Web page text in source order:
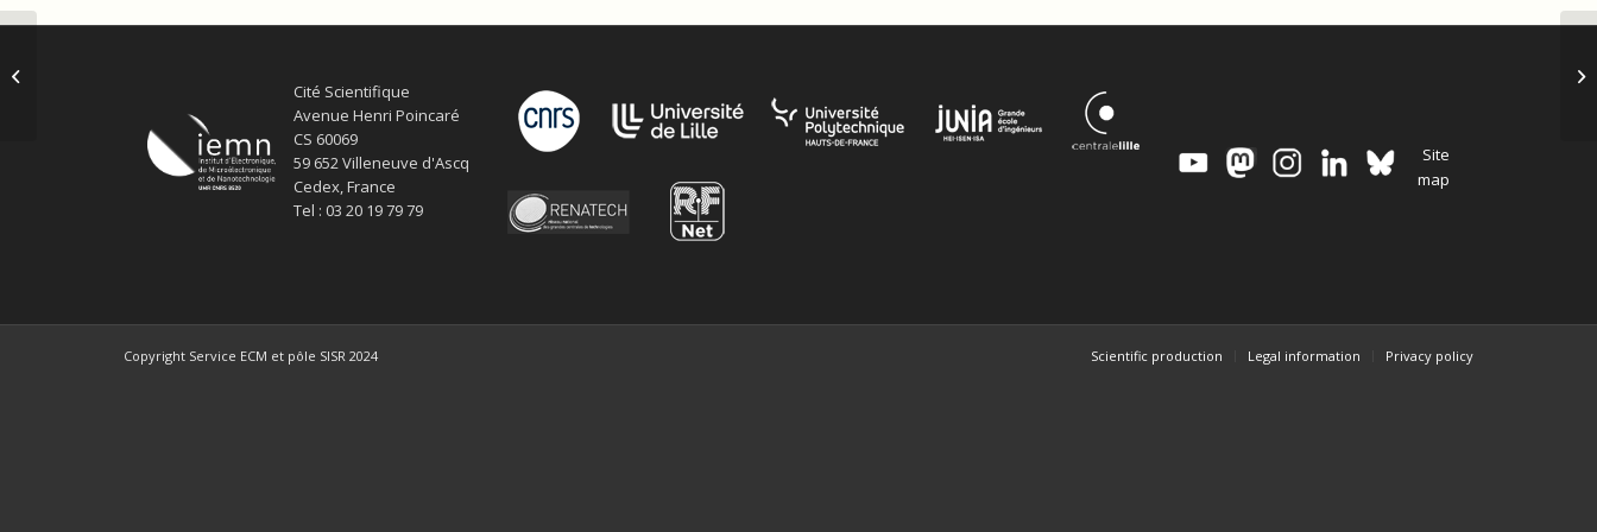
Cité Scientifique
Avenue Henri Poincaré
CS 60069
59 652 Villeneuve d'Ascq
Cedex, France
Tel : 03 20 19 79 79
Site
map
Copyright Service ECM et pôle SISR 2024 Scientific production Legal information Privacy policy